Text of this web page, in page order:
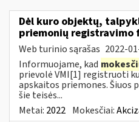
Dėl kuro objektų,
priemonių
Web turinio sąrašas 2022-
Informuojame, kad
prievolė VMI[1] registruoti
apskaitos priemones. Šiuos
šie teisės...
Metai: 2022 Mokesčiai: